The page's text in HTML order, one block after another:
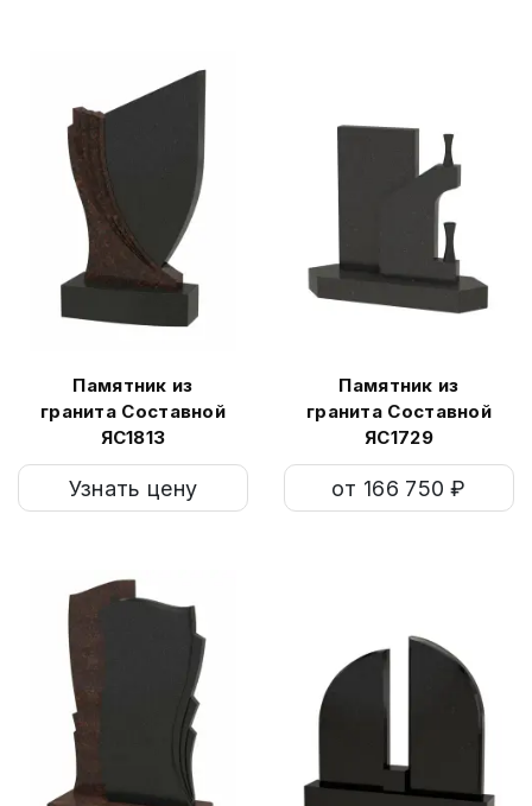
Памятник из
гранита Составной
ЯС1813
Узнать цену
Памятник из
гранита Составной
ЯС1729
от 166 750 ₽